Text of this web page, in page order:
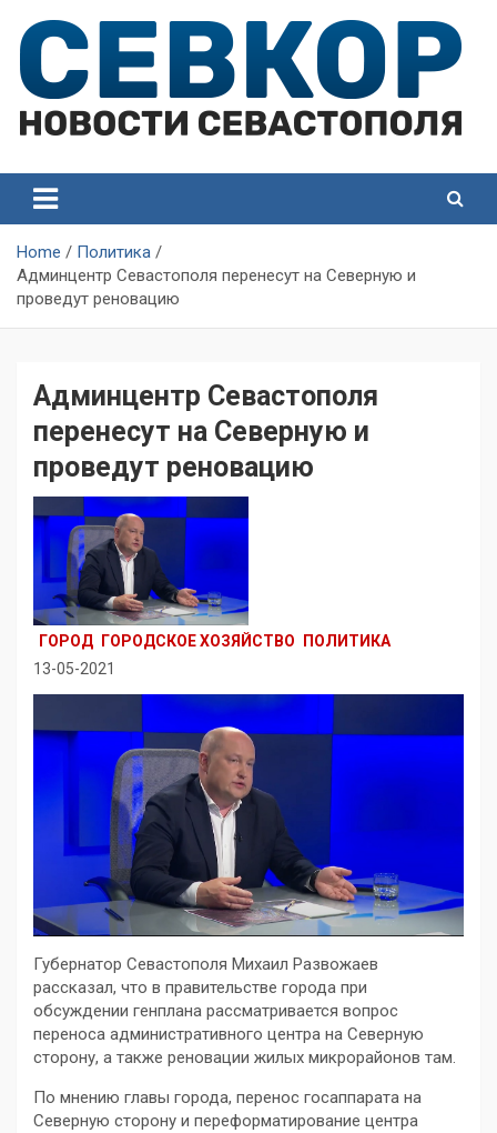
content
Севастополя
Севастополя
Home
Политика
Админцентр Севастополя перенесут на Северную и
проведут реновацию
Админцентр Севастополя
перенесут на Северную и
проведут реновацию
ГОРОД ГОРОДСКОЕ ХОЗЯЙСТВО
ПОЛИТИКА
13-05-2021
Губернатор Севастополя Михаил Развожаев
рассказал, что в правительстве города при
обсуждении генплана рассматривается вопрос
переноса административного центра на Северную
сторону, а также реновации жилых микрорайонов там.
По мнению главы города, перенос госаппарата на
Северную сторону и переформатирование центра